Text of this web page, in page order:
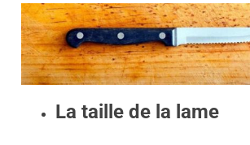
La taille de la lame